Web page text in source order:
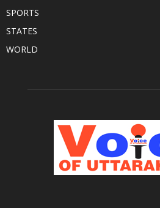
SPORTS
STATES
WORLD